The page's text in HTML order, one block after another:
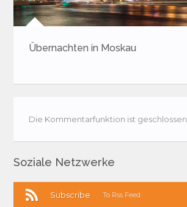
Übernachten in Athen
Die Kommentarfunktion ist geschlossen.
Soziale Netzwerke
Subscribe To Rss Feed